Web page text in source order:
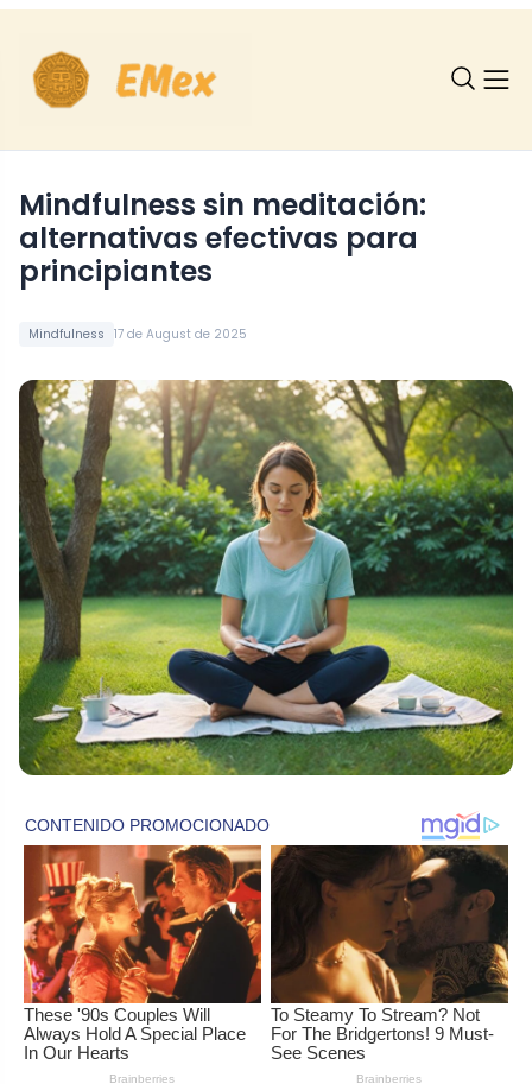
Mindfulness 17 de August de 2025
Mindfulness sin meditación:
alternativas efectivas para
principiantes